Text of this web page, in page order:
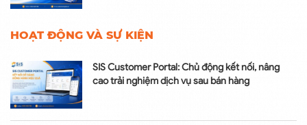
HOẠT ĐỘNG VÀ SỰ KIỆN
SIS Customer Portal: Chủ động kết nối, nâng
cao trải nghiệm dịch vụ sau bán hàng